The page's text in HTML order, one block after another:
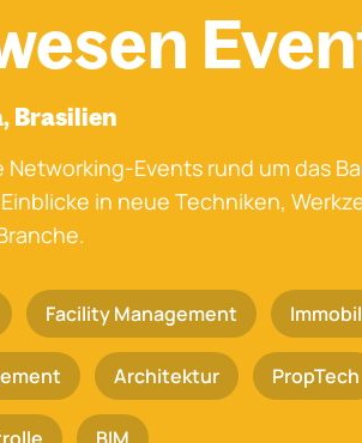
Brasilien
Networking-Events rund um das
in neue Techniken,
Facility Management
Architektur PropTech